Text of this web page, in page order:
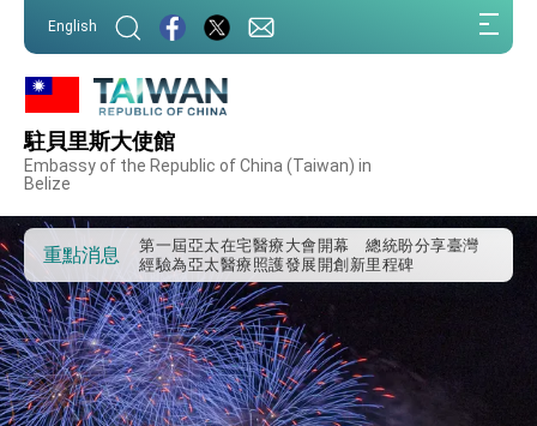
English
駐貝里斯大使館
Embassy of the Republic of China (Taiwan) in
Belize
重點消息
外交部重要言論
事處」，進一步深化台美交流合作
第一屆亞太在宅醫療大會開幕 總統盼分享臺灣
經驗為亞太醫療照護發展開創新里程碑
外交部發布WHA文宣影片「台灣醫療點亮世界」
及「台灣智慧醫療與健康產業展」預告短片，向
世界展現台灣守護全球健康的創新能量
總統出訪史瓦帝尼返國談話 強調臺灣人有權利
走向世界 盼與理念相近國家共同維護國際秩序
堅定走向世界 賴總統抵達史瓦帝尼王國進行國是
訪問